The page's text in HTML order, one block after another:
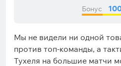
Бонус
Мы не видели ни одной
против топ-команды, а
Тухеля на большие матчи